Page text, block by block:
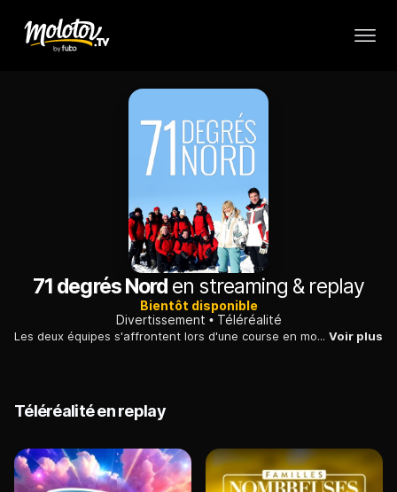
71 degrés Nord en streaming & replay
Bientôt disponible
Divertissement
Téléréalité
Les deux équipes s'affrontent lors d'une course en moto-neige jusqu'au campement, où ils doivent construire un lavvu, tente traditionnelle norvégienne. Voir plus
Téléréalité en replay